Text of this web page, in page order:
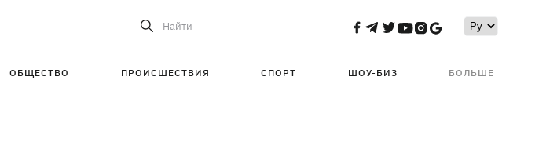
Найти
ОБЩЕСТВО ПРОИСШЕСТВИЯ СПОРТ ШОУ-БИЗ БОЛЬШЕ